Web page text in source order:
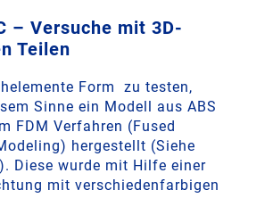
– Versuche mit 3D-
Teilen
Form zu testen,
Sinne ein Modell aus ABS
FDM Verfahren (Fused
hergestellt (Siehe
Diese wurde mit Hilfe einer
mit verschiedenfarbigen